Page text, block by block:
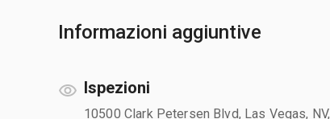
Informazioni aggiuntive
Ispezioni
10500 Clark Petersen Blvd, Las Vegas, NV,